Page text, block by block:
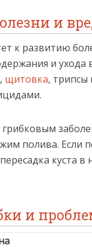
и
к развитию
и
, щитовка,
полива. Если
куста
и